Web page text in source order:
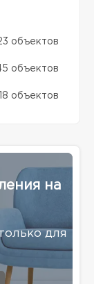
объектов
объектов
18 объектов
на
для